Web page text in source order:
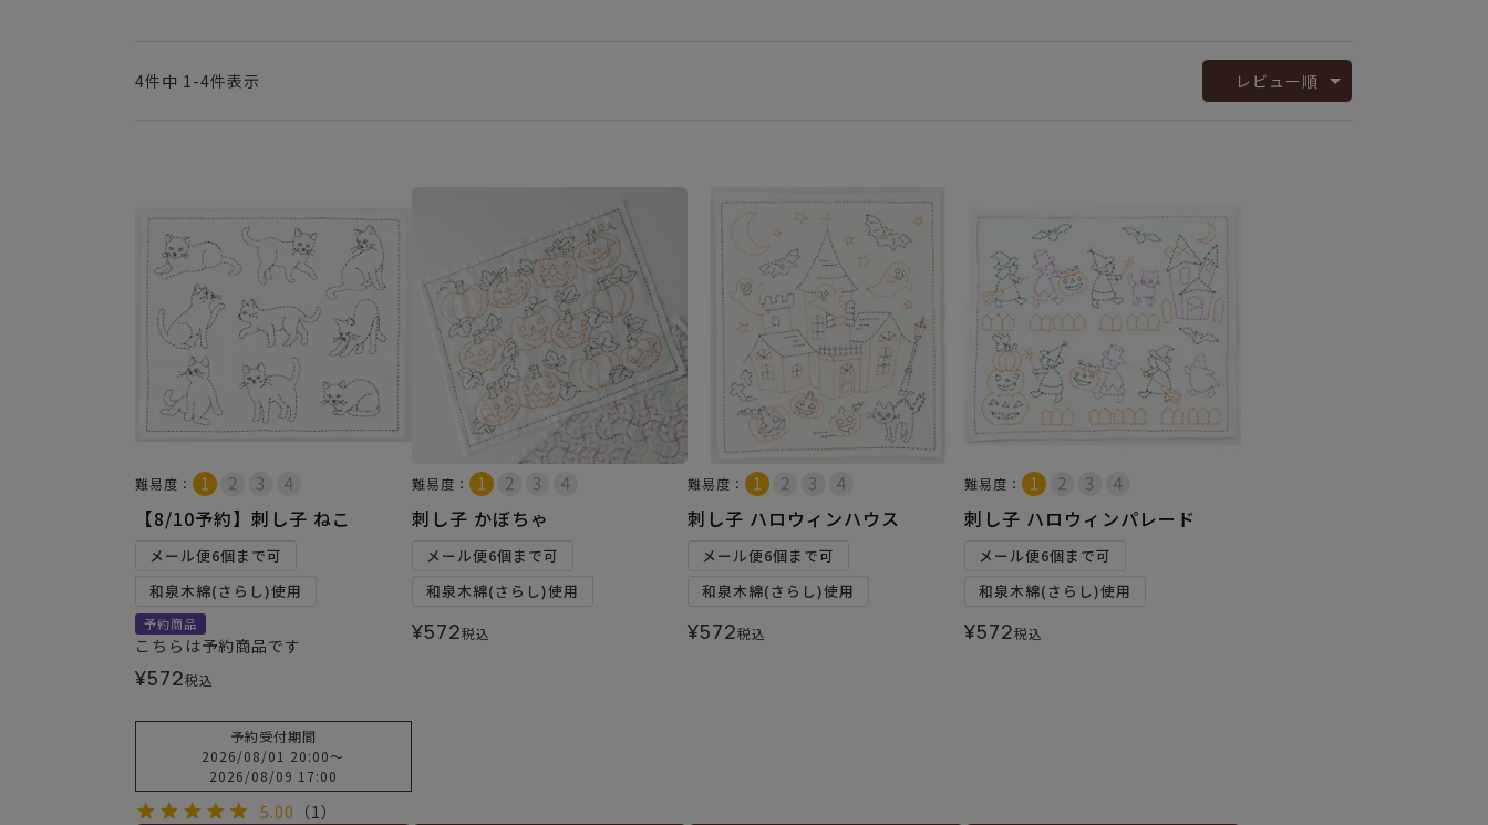
レビュー順
4件中 1 -4件表示
難易度：
【8/10予約】刺し子 ねこ
メール便6個まで可
和泉木綿(さらし)使用
予約商品
こちらは予約商品です
¥572税込
予約受付期間
2026/08/01 20:00〜
2026/08/09 17:00
5.00 （1）
難易度：
刺し子 かぼちゃ
メール便6個まで可
和泉木綿(さらし)使用
¥572税込
難易度：
刺し子 ハロウィンハウス
メール便6個まで可
和泉木綿(さらし)使用
¥572税込
難易度：
刺し子 ハロウィンパレード
メール便6個まで可
和泉木綿(さらし)使用
¥572税込